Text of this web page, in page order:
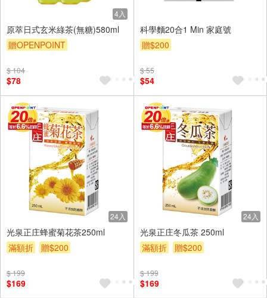
4入
原萃日式玄米綠茶(無糖)580ml
贈OPENPOINT
贈$200
$ 104
$78
科學麵20合1 Min 家庭號
贈$200
$ 55
$54
24入
光泉正庄蜂蜜菊花茶250ml
滿額折
贈$200
$ 199
$169
24入
光泉正庄冬瓜茶 250ml
滿額折
贈$200
$ 199
$169